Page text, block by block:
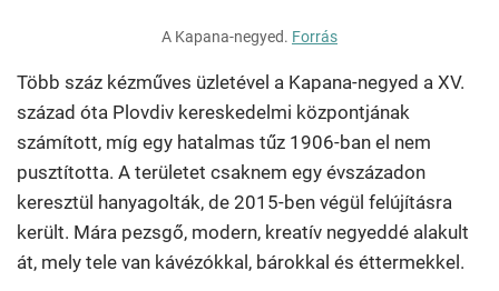
A Kapana-negyed. Forrás
Több száz kézműves üzletével a Kapana-negyed a XV.
század óta Plovdiv kereskedelmi központjának
számított, míg egy hatalmas tűz 1906-ban el nem
pusztította. A területet csaknem egy évszázadon
keresztül hanyagolták, de 2015-ben végül felújításra
került. Mára pezsgő, modern, kreatív negyeddé alakult
át, mely tele van kávézókkal, bárokkal és éttermekkel.